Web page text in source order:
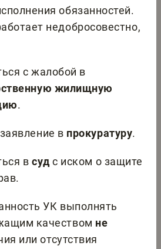
обязанностей.
недобросовестно,
с жалобой в
жилищную
.
в прокуратуру.
всуд с иском о защите
УК выполнять
качеством не
или отсутствия